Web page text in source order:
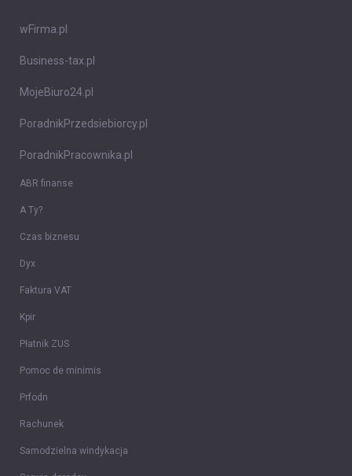
wFirma.pl
Business-tax.pl
MojeBiuro24.pl
PoradnikPrzedsiebiorcy.pl
PoradnikPracownika.pl
ABR finanse
A Ty?
Czas biznesu
Dyx
Faktura VAT
Kpir
Płatnik ZUS
Pomoc de minimis
Prfodn
Rachunek
Samodzielna windykacja